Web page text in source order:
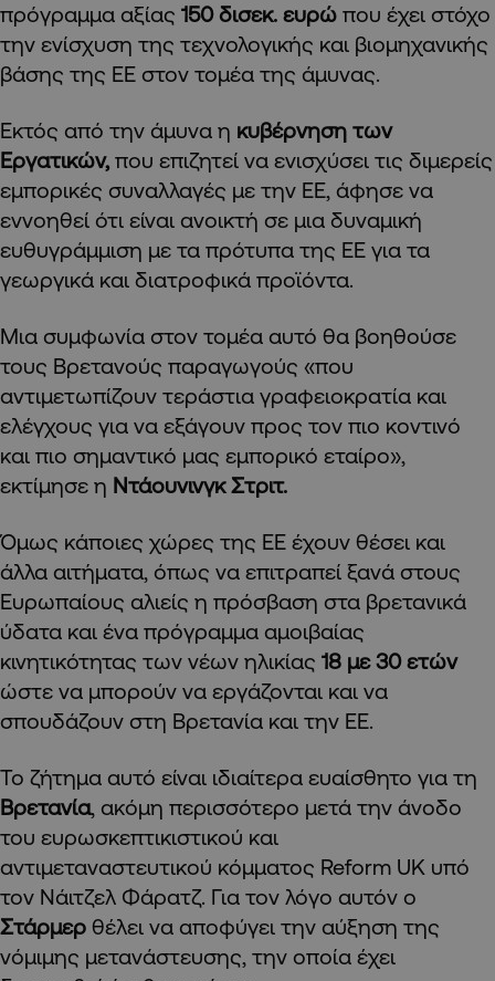
πρόγραμμα αξίας 150 δισεκ. ευρώ που έχει στόχο
την ενίσχυση της τεχνολογικής και βιομηχανικής
βάσης της ΕΕ στον τομέα της άμυνας.
Εκτός από την άμυνα η κυβέρνηση των
Εργατικών, που επιζητεί να ενισχύσει τις διμερείς
εμπορικές συναλλαγές με την ΕΕ, άφησε να
εννοηθεί ότι είναι ανοικτή σε μια δυναμική
ευθυγράμμιση με τα πρότυπα της ΕΕ για τα
γεωργικά και διατροφικά προϊόντα.
Μια συμφωνία στον τομέα αυτό θα βοηθούσε
τους Βρετανούς παραγωγούς «που
αντιμετωπίζουν τεράστια γραφειοκρατία και
ελέγχους για να εξάγουν προς τον πιο κοντινό
και πιο σημαντικό μας εμπορικό εταίρο»,
εκτίμησε η Ντάουνινγκ Στριτ.
Όμως κάποιες χώρες της ΕΕ έχουν θέσει και
άλλα αιτήματα, όπως να επιτραπεί ξανά στους
Ευρωπαίους αλιείς η πρόσβαση στα βρετανικά
ύδατα και ένα πρόγραμμα αμοιβαίας
κινητικότητας των νέων ηλικίας 18 με 30 ετών
ώστε να μπορούν να εργάζονται και να
σπουδάζουν στη Βρετανία και την ΕΕ.
Το ζήτημα αυτό είναι ιδιαίτερα ευαίσθητο για τη
Βρετανία, ακόμη περισσότερο μετά την άνοδο
του ευρωσκεπτικιστικού και
αντιμεταναστευτικού κόμματος Reform UK υπό
τον Νάιτζελ Φάρατζ. Για τον λόγο αυτόν ο
Στάρμερ θέλει να αποφύγει την αύξηση της
νόμιμης μετανάστευσης, την οποία έχει